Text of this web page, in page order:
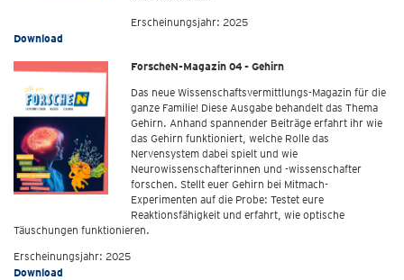
Erscheinungsjahr: 2025
Download
ForscheN-Magazin 04 - Gehirn
Das neue Wissenschaftsvermittlungs-Magazin für die
ganze Familie! Diese Ausgabe behandelt das Thema
Gehirn. Anhand spannender Beiträge erfahrt ihr wie
das Gehirn funktioniert, welche Rolle das
Nervensystem dabei spielt und wie
Neurowissenschafterinnen und -wissenschafter
forschen. Stellt euer Gehirn bei Mitmach-
Experimenten auf die Probe: Testet eure
Reaktionsfähigkeit und erfahrt, wie optische
Täuschungen funktionieren.
Erscheinungsjahr: 2025
Download